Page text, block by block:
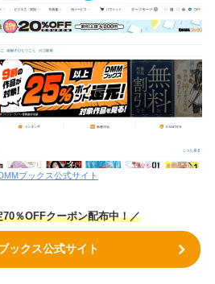
DMMブックス公式サイト
％OFFクーポン配布中！／
ックス公式サイト